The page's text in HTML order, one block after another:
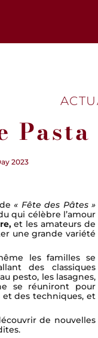
2023
de« Fête des Pâtes »
qui célèbre l’amour
et les amateurs de
une grande variété
les familles se
des classiques
pesto, les lasagnes,
se réuniront pour
et des techniques, et
de nouvelles